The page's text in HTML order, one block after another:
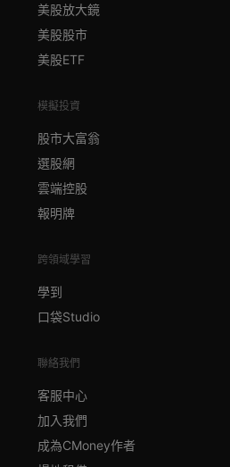
美股放大鏡
美股股市
美股ETF
模擬投資
股市大富翁
選股網
雲端控股
報明牌
跨領域學習
學到
口袋Studio
聯絡我們
客服中心
加入我們
成為CMoney作者